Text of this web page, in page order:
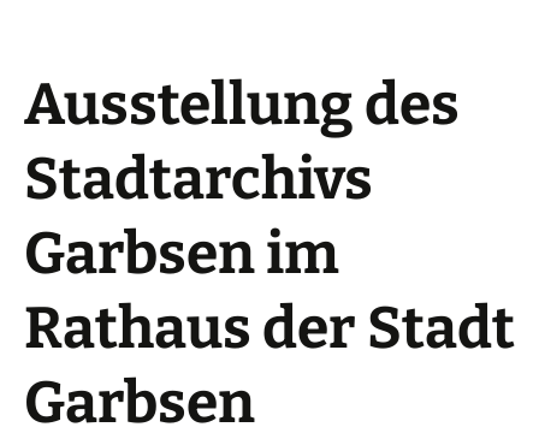
Ausstellung des
Stadtarchivs
Garbsen im
Rathaus der Stadt
Garbsen